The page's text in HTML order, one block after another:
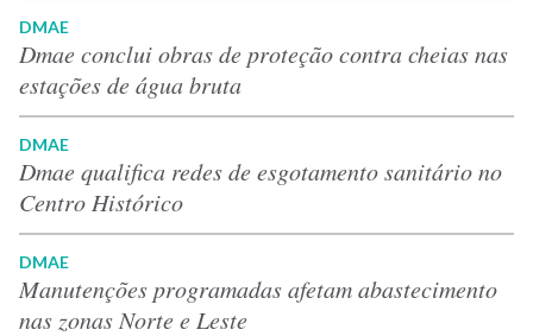
DMAE
Dmae conclui obras de proteção contra cheias nas
estações de água bruta
DMAE
Dmae qualifica redes de esgotamento sanitário no
Centro Histórico
DMAE
Manutenções programadas afetam abastecimento
nas zonas Norte e Leste